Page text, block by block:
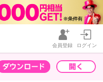
会員登録 ログイン